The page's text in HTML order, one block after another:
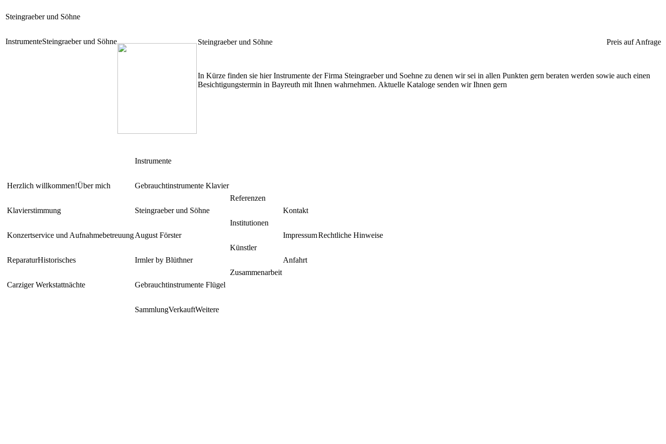
Steingraeber und Söhne
InstrumenteSteingraeber und Söhne Preis auf Anfrage
Steingraeber und Söhne
In Kürze finden sie hier Instrumente der Firma Steingraeber und Soehne zu denen wir sei in allen Punkten gern beraten werden sowie auch einen
Besichtigungstermin in Bayreuth mit Ihnen wahrnehmen. Aktuelle Kataloge senden wir Ihnen gern
Herzlich willkommen!Über mich
Klavierstimmung
Konzertservice und Aufnahmebetreuung
ReparaturHistorisches
Carziger Werkstattnächte
Instrumente
Gebrauchtinstrumente Klavier
Steingraeber und Söhne
August Förster
Irmler by Blüthner
Gebrauchtinstrumente Flügel
SammlungVerkauftWeitere
Referenzen
Institutionen
Künstler
Zusammenarbeit
Kontakt
Impressum
Anfahrt
Rechtliche Hinweise